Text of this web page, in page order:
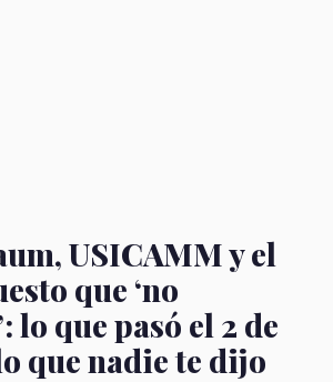
USICAMM y el
que ‘no
lo que pasó el 2 de
que nadie te dijo